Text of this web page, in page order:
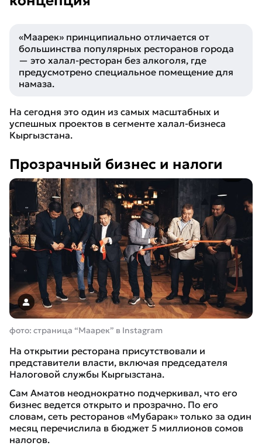
«Маарек» принципиально отличается от
большинства популярных ресторанов города
— это халал-ресторан без алкоголя, где
предусмотрено специальное помещение для
намаза.
На сегодня это один из самых масштабных и
успешных проектов в сегменте халал-бизнеса
Кыргызстана.
Прозрачный бизнес и налоги
фото: страница “Маарек” в Instagram
На открытии ресторана присутствовали и
представители власти, включая председателя
Налоговой службы Кыргызстана.
Сам Аматов неоднократно подчеркивал, что его
бизнес ведется открыто и прозрачно. По его
словам, сеть ресторанов «Мубарак» только за один
месяц перечислила в бюджет 5 миллионов сомов
налогов.